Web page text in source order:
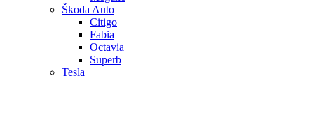
Škoda Auto
Citigo
Fabia
Octavia
Superb
Tesla